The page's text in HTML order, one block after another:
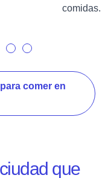
comidas.
comer en
que